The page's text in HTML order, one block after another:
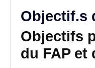
Objectif.s
Objectifs
du FAP et